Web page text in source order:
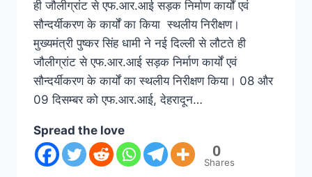
ही जौलीग्रांट से एफ.आर.आई सड़क निर्माण कार्यों एवं
सौन्दर्यीकरण के कार्यों का किया स्थलीय निरीक्षण।
मुख्यमंत्री पुष्कर सिंह धामी ने नई दिल्ली से लौटते ही
जौलीग्रांट से एफ.आर.आई सड़क निर्माण कार्यों एवं
सौन्दर्यीकरण के कार्यों का स्थलीय निरीक्षण किया। 08 और
09 दिसम्बर को एफ.आर.आई, देहरादून…
Spread the love
0
Shares